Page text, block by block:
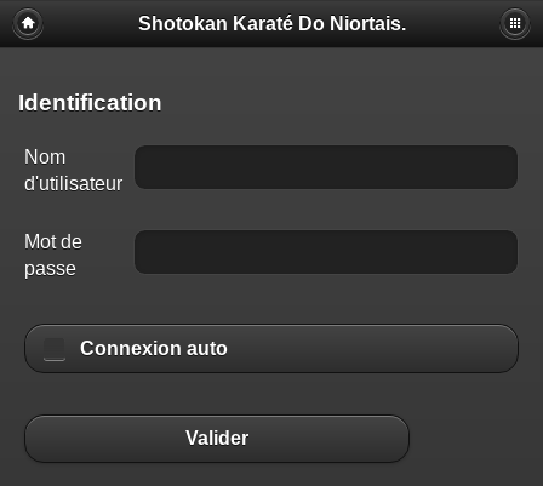
Shotokan Karaté Do Niortais.
Identification
Nom
d'utilisateur
Mot de
passe
Connexion auto
Valider